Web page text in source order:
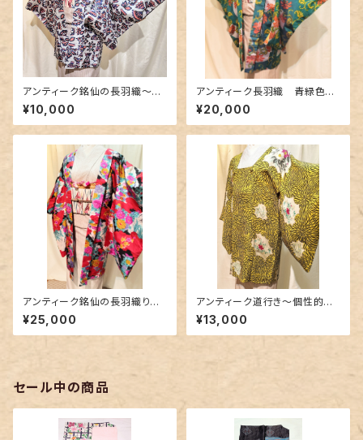
アンティーク銘仙の長羽織〜絵
本のような柄〜
¥10,000
アンティーク長羽織 青緑色に
蔦唐草花柄〜銘仙〜
¥20,000
アンティーク銘仙の長羽織り～
カラフルな花柄に花緑青色の差
し色～
¥25,000
アンティーク道行き〜個性的な
黄色✕黒色〜
¥13,000
セール中の商品